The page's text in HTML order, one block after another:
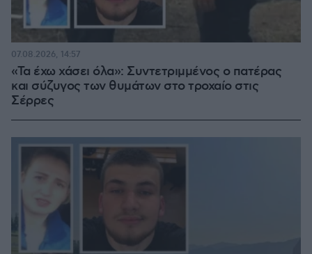
«Τα έχω χάσει όλα»: Συντετριμμένος ο πατέρας
και σύζυγος των θυμάτων στο τροχαίο στις
Σέρρες
07.08.2026, 14:57